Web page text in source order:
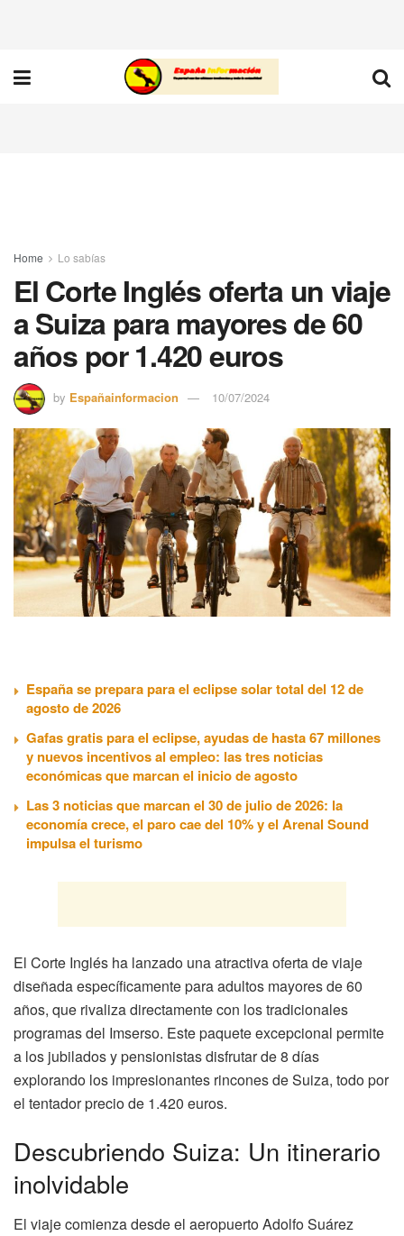
Home Lo sabías
El Corte Inglés oferta un viaje
a Suiza para mayores de 60
años por 1.420 euros
by Españainformacion 10/07/2024
España se prepara para el eclipse solar total del 12 de
agosto de 2026
Gafas gratis para el eclipse, ayudas de hasta 67 millones
y nuevos incentivos al empleo: las tres noticias
económicas que marcan el inicio de agosto
Las 3 noticias que marcan el 30 de julio de 2026: la
economía crece, el paro cae del 10% y el Arenal Sound
impulsa el turismo
El Corte Inglés ha lanzado una atractiva oferta de viaje
diseñada específicamente para adultos mayores de 60
años, que rivaliza directamente con los tradicionales
programas del Imserso. Este paquete excepcional permite
a los jubilados y pensionistas disfrutar de 8 días
explorando los impresionantes rincones de Suiza, todo por
el tentador precio de 1.420 euros.
Descubriendo Suiza: Un itinerario
inolvidable
El viaje comienza desde el aeropuerto Adolfo Suárez